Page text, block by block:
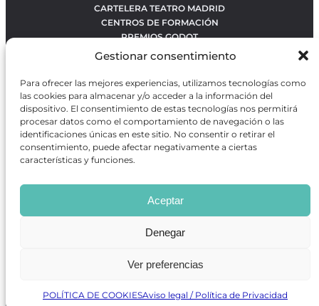
Gestionar consentimiento
Para ofrecer las mejores experiencias, utilizamos tecnologías como
las cookies para almacenar y/o acceder a la información del
dispositivo. El consentimiento de estas tecnologías nos permitirá
procesar datos como el comportamiento de navegación o las
identificaciones únicas en este sitio. No consentir o retirar el
consentimiento, puede afectar negativamente a ciertas
características y funciones.
Aceptar
Denegar
Ver preferencias
POLÍTICA DE COOKIESAviso legal / Política de Privacidad
CARTELERA TEATRO MADRID
CENTROS DE FORMACIÓN
PREMIOS GODOT
CONTACTO
OBRAS MÁS VOTADAS
RANKING MEJORES OBRAS
BÚSQUEDA AVANZADA DE OBRAS
Revista GODOTes una revista independiente especializada
en información sobre artes escénicas de Madrid, gratuita y
que se distribuye en espacios escénicos, además de otros
puntos de interés turístico y de ocio de la capital.
Desarrollado por Precise Future